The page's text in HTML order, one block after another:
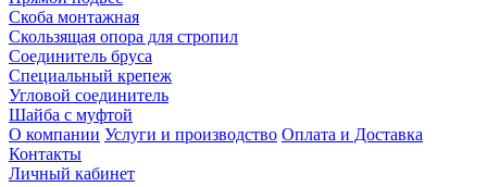
Скоба монтажная
Скользящая опора для стропил
Соединитель бруса
Специальный крепеж
Угловой соединитель
Шайба с муфтой
О компании Услуги и производство Оплата и Доставка
Контакты
Личный кабинет